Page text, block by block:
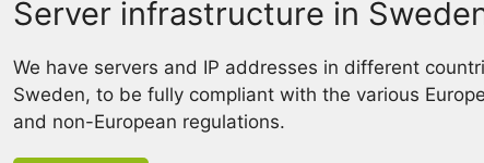
Server infrastructure in
We have servers and IP addresses in different
Sweden, to be fully compliant with the various
and non-European regulations.